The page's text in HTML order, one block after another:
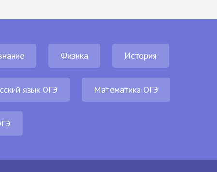
Физика История
язык ОГЭ Математика ОГЭ